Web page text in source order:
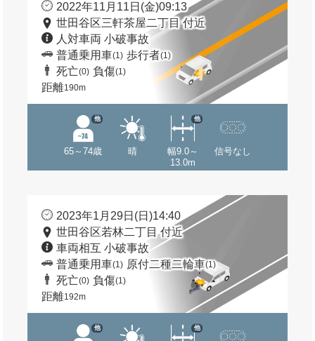
2022年11月11日(金)09:13
世田谷区三軒茶屋二丁目 付近
人対車両 小破事故
普通乗用車(1) 歩行者(1)
死亡(0) 負傷(1)
距離190m
65～74歳
他
晴
幅9.0～
13.0m
他
信号なし
2023年1月29日(日)14:40
世田谷区若林二丁目 付近
車両相互 小破事故
普通乗用車(1) 原付二種二輪車(1)
死亡(0) 負傷(1)
距離192m
他 他